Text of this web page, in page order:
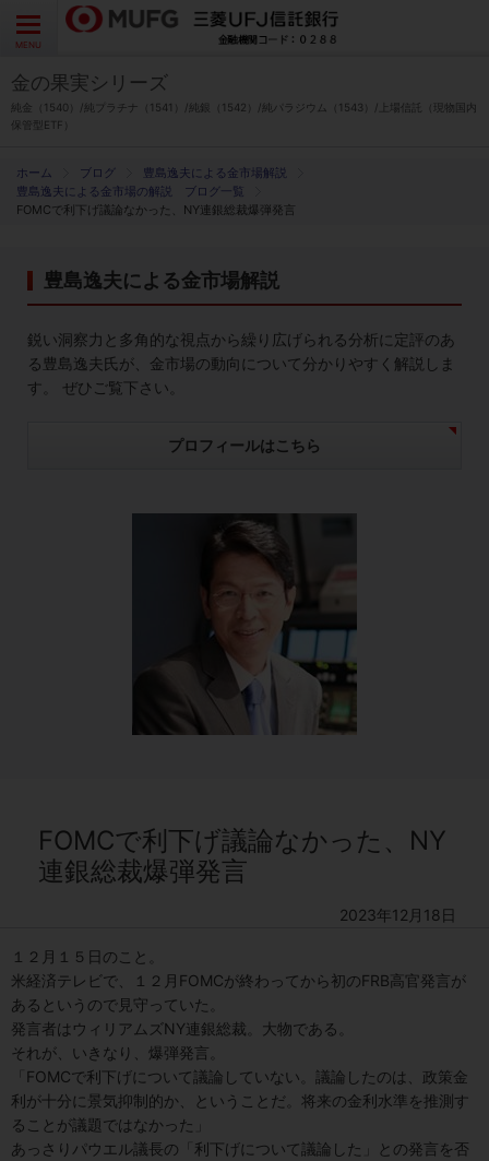
CLOSE
MENU
ブログ
豊島逸夫による金市場解説
豊島逸夫による金市場の解説 ブログ一覧
FOMCで利下げ議論なかった、NY連銀総裁爆弾発言
豊島逸夫による金市場解説
鋭い洞察力と多角的な視点から繰り広げられる分析に定評のあ
る豊島逸夫氏が、金市場の動向について分かりやすく解説しま
す。 ぜひご覧下さい。
プロフィールはこちら
FOMCで利下げ議論なかった、NY
連銀総裁爆弾発言
2023年12月18日
１２月１５日のこと。
米経済テレビで、１２月FOMCが終わってから初のFRB高官発言が
あるというので見守っていた。
発言者はウィリアムズNY連銀総裁。大物である。
それが、いきなり、爆弾発言。
「FOMCで利下げについて議論していない。議論したのは、政策金
利が十分に景気抑制的か、ということだ。将来の金利水準を推測す
ることが議題ではなかった」
あっさりパウエル議長の「利下げについて議論した」との発言を否
金の果実シリーズ
純金（1540）/純プラチナ（1541）/純銀（1542）/純パラジウム（1543）/上場信託（現物国内
保管型ETF）
金の果実シリーズとは
特徴とメリット
各種お手続き
ブログ
よくあるご質問 お問い合わせ